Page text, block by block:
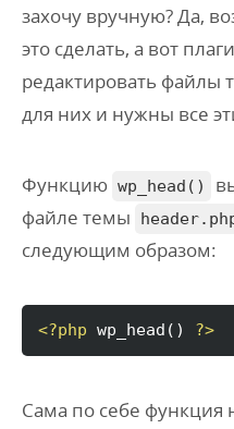
захочу вручную? Да,
это сделать, а вот
редактировать файлы
для них и нужны все
Функцию wp_head()
файле темы
следующим образом:
<?php wp_head ( ) ?>
Сама по себе функция